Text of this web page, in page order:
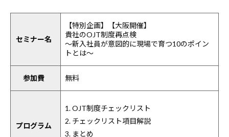
セミナー名
【特別企画】【大阪開催】
貴社のOJT制度再点検
～新入社員が意図的に現場で育つ10のポイン
トとは～
参加費 無料
プログラム
1. OJT制度チェックリスト
2. チェックリスト項目解説
3. まとめ